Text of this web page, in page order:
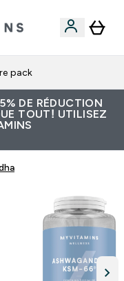
pack
DE RÉDUCTION
TOUT! UTILISEZ